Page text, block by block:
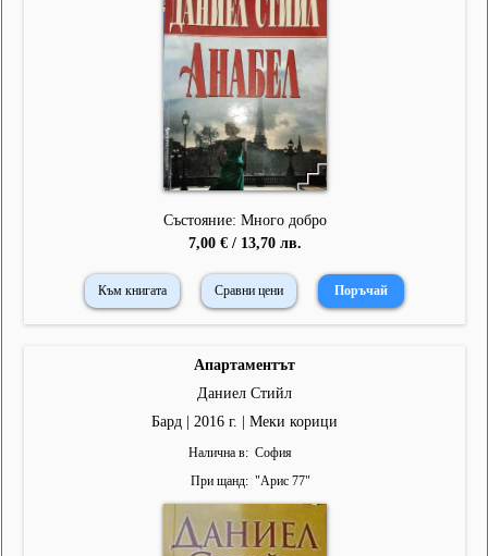
Състояние: Много добро
7,00 € / 13,70 лв.
Към книгата Сравни цени
Апартаментът
Даниел Стийл
Бард | 2016 г. | Меки корици
Налична в
София
При щанд
"Арис 77"